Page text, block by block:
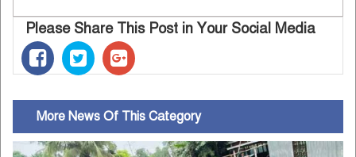
Please Share This Post in Your Social Media
More News Of This Category